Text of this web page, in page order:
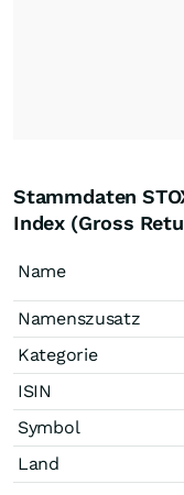
Stammdaten
Index (Gross
Name
Namenszusatz
Kategorie
ISIN
Symbol
Land